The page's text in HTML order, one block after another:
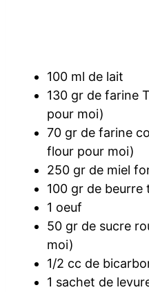
100 ml de lait
130 gr de farine
pour moi)
70 gr de farine
flour pour moi)
250 gr de miel
100 gr de beurre
1 oeuf
50 gr de sucre
moi)
1/2 cc de
1 sachet de